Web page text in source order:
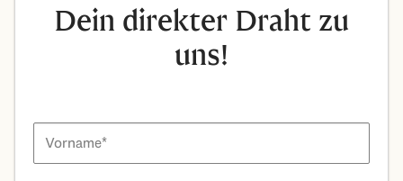
Dein direkter Draht zu
uns!